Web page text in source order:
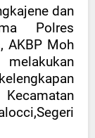
dan
Polres
AKBP Moh